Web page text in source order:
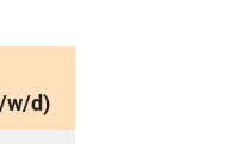
w/d)